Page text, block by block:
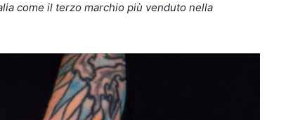
come il terzo marchio più venduto nella